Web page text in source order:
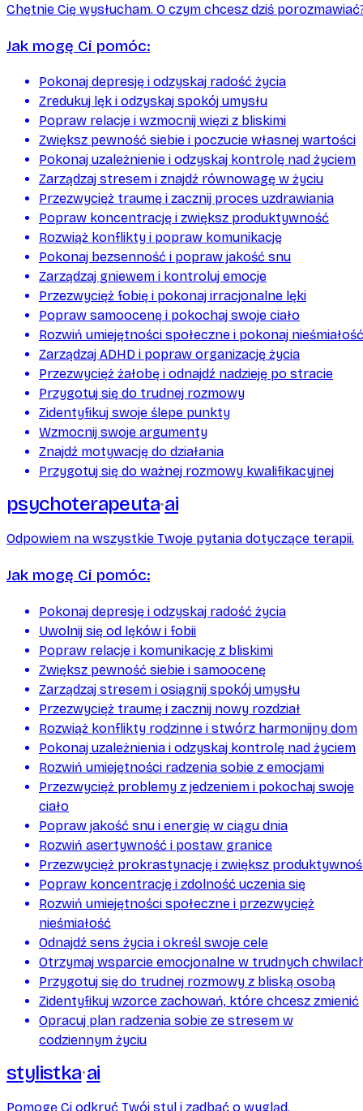
Chętnie Cię wysłucham. O czym chcesz dziś
Jak mogę Ci pomóc:
Pokonaj depresję i odzyskaj radość życia
Zredukuj lęk i odzyskaj spokój umysłu
Popraw relacje i wzmocnij więzi z bliskimi
Zwiększ pewność siebie i poczucie własnej wartości
Pokonaj uzależnienie i odzyskaj kontrolę nad życiem
Zarządzaj stresem i znajdź równowagę w życiu
Przezwycięż traumę i zacznij proces uzdrawiania
Popraw koncentrację i zwiększ produktywność
Rozwiąż konflikty i popraw komunikację
Pokonaj bezsenność i popraw jakość snu
Zarządzaj gniewem i kontroluj emocje
Przezwycięż fobię i pokonaj irracjonalne lęki
Popraw samoocenę i pokochaj swoje ciało
Rozwiń umiejętności społeczne i pokonaj nieśmiałość
Zarządzaj ADHD i popraw organizację życia
Przezwycięż żałobę i odnajdź nadzieję po stracie
Przygotuj się do trudnej rozmowy
Zidentyfikuj swoje ślepe punkty
Wzmocnij swoje argumenty
Znajdź motywację do działania
Przygotuj się do ważnej rozmowy kwalifikacyjnej
psychoterapeuta ai
Odpowiem na wszystkie Twoje pytania dotyczące terapii.
Jak mogę Ci pomóc:
Pokonaj depresję i odzyskaj radość życia
Uwolnij się od lęków i fobii
Popraw relacje i komunikację z bliskimi
Zwiększ pewność siebie i samoocenę
Zarządzaj stresem i osiągnij spokój umysłu
Przezwycięż traumę i zacznij nowy rozdział
Rozwiąż konflikty rodzinne i stwórz harmonijny dom
Pokonaj uzależnienia i odzyskaj kontrolę nad życiem
Rozwiń umiejętności radzenia sobie z emocjami
Przezwycięż problemy z jedzeniem i pokochaj swoje
ciało
Popraw jakość snu i energię w ciągu dnia
Rozwiń asertywność i postaw granice
Przezwycięż prokrastynację i zwiększ
Popraw koncentrację i zdolność uczenia się
Rozwiń umiejętności społeczne i przezwycięż
nieśmiałość
Odnajdź sens życia i określ swoje cele
Otrzymaj wsparcie emocjonalne w trudnych
Przygotuj się do trudnej rozmowy z bliską osobą
Zidentyfikuj wzorce zachowań, które chcesz zmienić
Opracuj plan radzenia sobie ze stresem w
codziennym życiu
stylistka ai
Pomogę Ci odkryć Twój styl i zadbać o wygląd.